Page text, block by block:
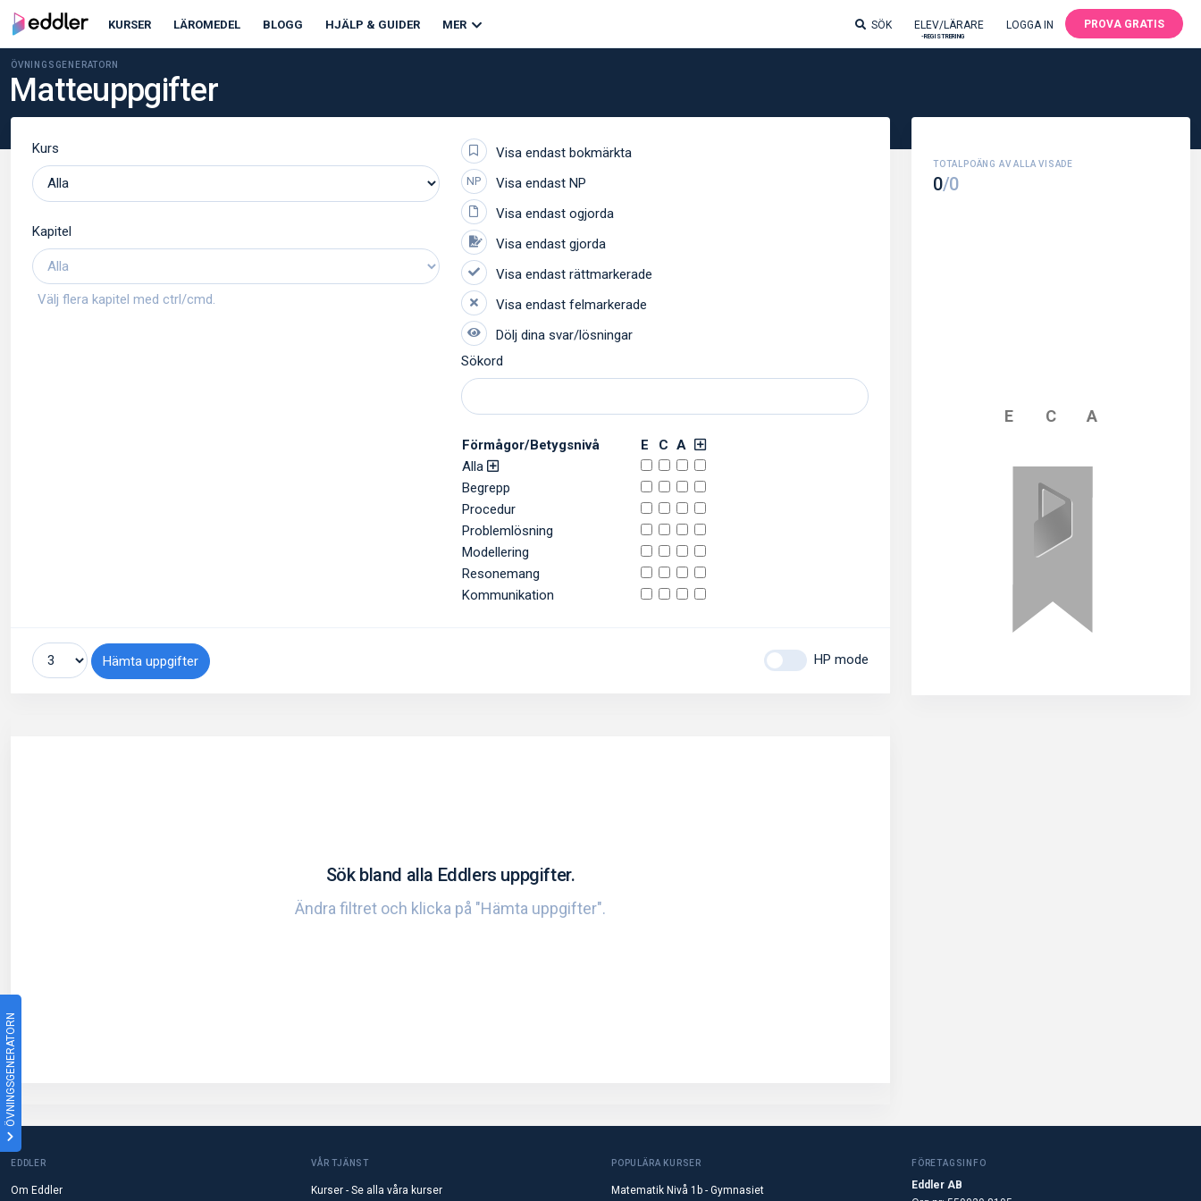
ÖVNINGSGENERATORN
KURSER LÄROMEDEL BLOGG HJÄLP & GUIDER MER SÖK ELEV/LÄRARE
-REGISTRERING
LOGGA IN PROVA GRATIS
ÖVNINGSGENERATORN
Matteuppgifter
Kurs
Kapitel
Välj flera kapitel med ctrl/cmd.
Visa endast bokmärkta
Visa endast ogjorda
Visa endast gjorda
Dölj dina svar/lösningar
Sökord
Förmågor/Betygsnivå E C A
Alla
Begrepp
Procedur
Problemlösning
Modellering
Resonemang
Kommunikation
Hämta uppgifter HP mode
Sök bland alla Eddlers uppgifter.
Ändra filtret och klicka på "Hämta uppgifter".
0/0
E C A
EDDLER
Om Eddler
VÅR TJÄNST
Kurser - Se alla våra kurser
POPULÄRA KURSER
Matematik Nivå 1b - Gymnasiet
FÖRETAGSINFO
Eddler AB